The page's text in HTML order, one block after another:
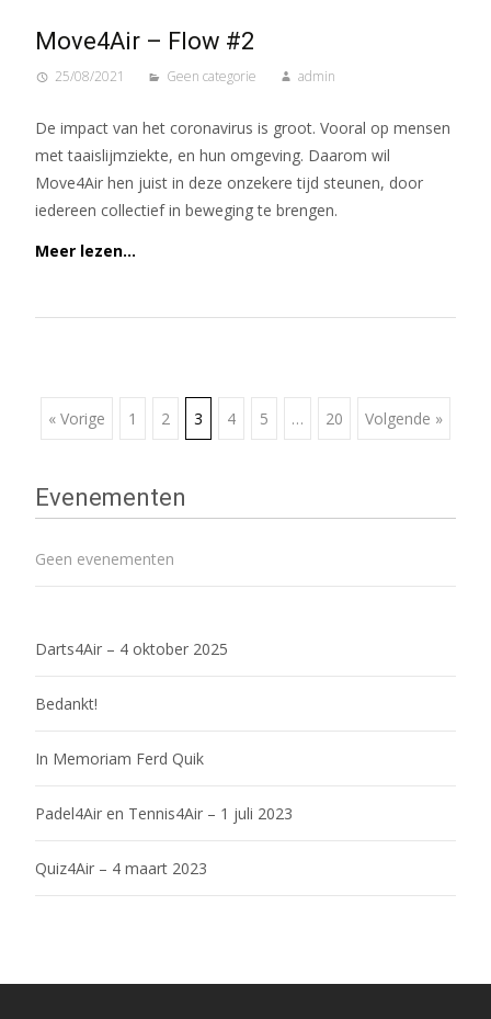
Move4Air – Flow #2
25/08/2021 Geen categorie admin
De impact van het coronavirus is groot. Vooral op mensen
met taaislijmziekte, en hun omgeving. Daarom wil
Move4Air hen juist in deze onzekere tijd steunen, door
iedereen collectief in beweging te brengen.
Meer lezen…
Berichtennavigatie
« Vorige 1 2 3 4 5 … 20 Volgende »
Evenementen
Geen evenementen
Darts4Air – 4 oktober 2025
Bedankt!
In Memoriam Ferd Quik
Padel4Air en Tennis4Air – 1 juli 2023
Quiz4Air – 4 maart 2023